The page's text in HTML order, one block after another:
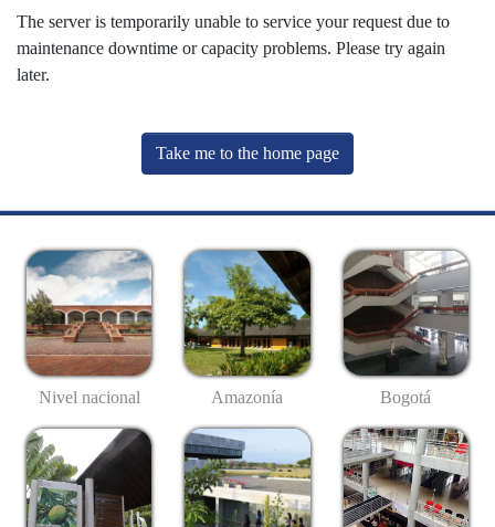
The server is temporarily unable to service your request due to
maintenance downtime or capacity problems. Please try again
later.
Take me to the home page
Nivel nacional Amazonía Bogotá